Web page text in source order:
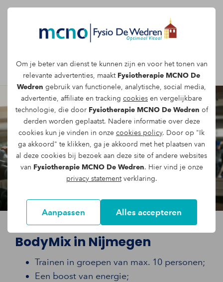
Om je beter van dienst te kunnen zijn en voor het tonen van
relevante advertenties, maakt Fysiotherapie MCNO De
Wedren gebruik van functionele, analytische, social media,
advertentie, affiliate en tracking cookies en vergelijkbare
technologie, die door Fysiotherapie MCNO De Wedren of
derden worden geplaatst. Nadere informatie over deze
cookies kun je vinden in onze cookies policy. Door op "Ik
ga akkoord" te klikken, ga je akkoord met het plaatsen van
al deze cookies bij bezoek aan deze site of andere websites
van Fysiotherapie MCNO De Wedren. Hier vind je onze
privacy statementverklaring.
Aanpassen Alles accepteren
Afspraak maken
BodyMix in Nijmegen
Trainen in groepen van max. 10 personen;
Een boost van energie;